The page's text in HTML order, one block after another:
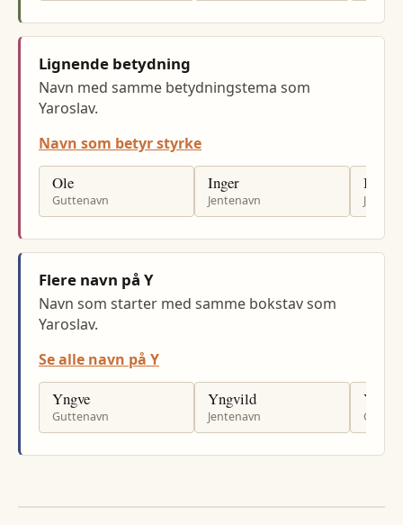
Lignende betydning
Navn med samme betydningstema som
Yaroslav.
Navn som betyr styrke
Ole
Guttenavn
Inger
Jentenavn
Ingrid
Flere navn på Y
Navn som starter med samme bokstav som
Yaroslav.
Se alle navn på Y
Yngve
Guttenavn
Yngvild
Jentenavn